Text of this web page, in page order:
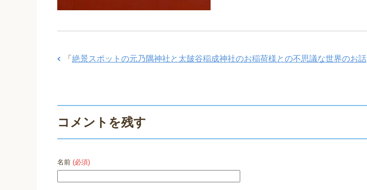
「 絶景スポットの元乃隅神社と太皷谷稲成神社のお稲荷様との不思議な世界のお話
コメントを残す
名前 (必須)